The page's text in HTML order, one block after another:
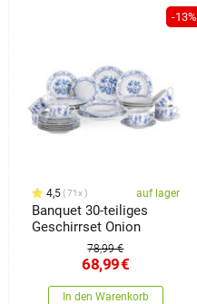
-13%
4,5 71x auf lager
Banquet 30-teiliges
Geschirrset Onion
78,99 €
68,99€
In den Warenkorb